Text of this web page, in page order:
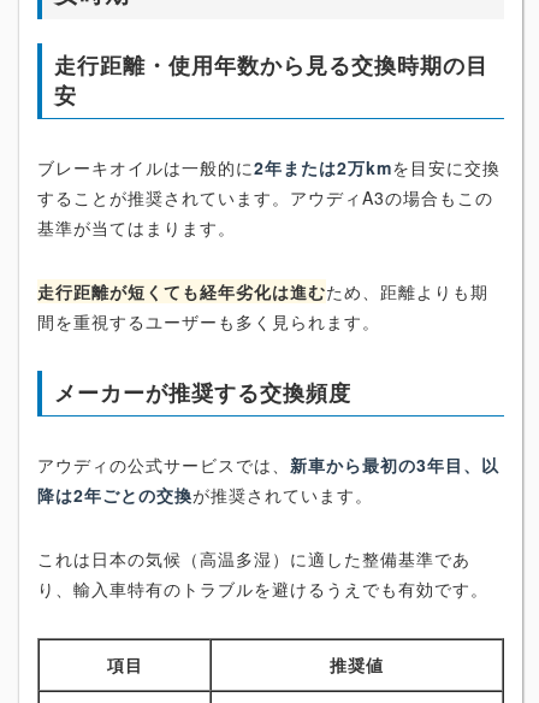
走行距離・使用年数から見る交換時期の目
安
ブレーキオイルは一般的に2年または2万kmを目安に交換
することが推奨されています。アウディA3の場合もこの
基準が当てはまります。
走行距離が短くても経年劣化は進むため、距離よりも期
間を重視するユーザーも多く見られます。
メーカーが推奨する交換頻度
アウディの公式サービスでは、 新車から最初の3年目、以
降は2年ごとの交換が推奨されています。
これは日本の気候（高温多湿）に適した整備基準であ
り、輸入車特有のトラブルを避けるうえでも有効です。
項目 推奨値